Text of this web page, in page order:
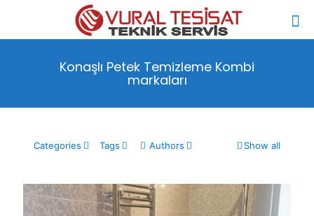
Konaşlı Petek Temizleme Kombi
markaları
Categories Tags Authors Show all